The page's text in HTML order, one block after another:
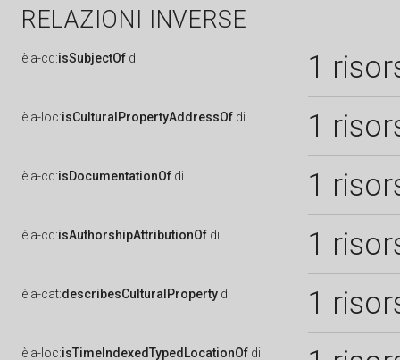
RELAZIONI INVERSE
è a-cd:isSubjectOf di 1
è a-loc:isCulturalPropertyAddressOf di 1
è a-cd:isDocumentationOf di 1
è a-cd:isAuthorshipAttributionOf di 1
è a-cat:describesCulturalProperty di 1
è a-loc:isTimeIndexedTypedLocationOf di